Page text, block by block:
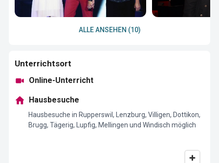
ALLE ANSEHEN (10)
Unterrichtsort
Online-Unterricht
Hausbesuche
Hausbesuche in Rupperswil, Lenzburg, Villigen, Dottikon,
Brugg, Tägerig, Lupfig, Mellingen und Windisch möglich